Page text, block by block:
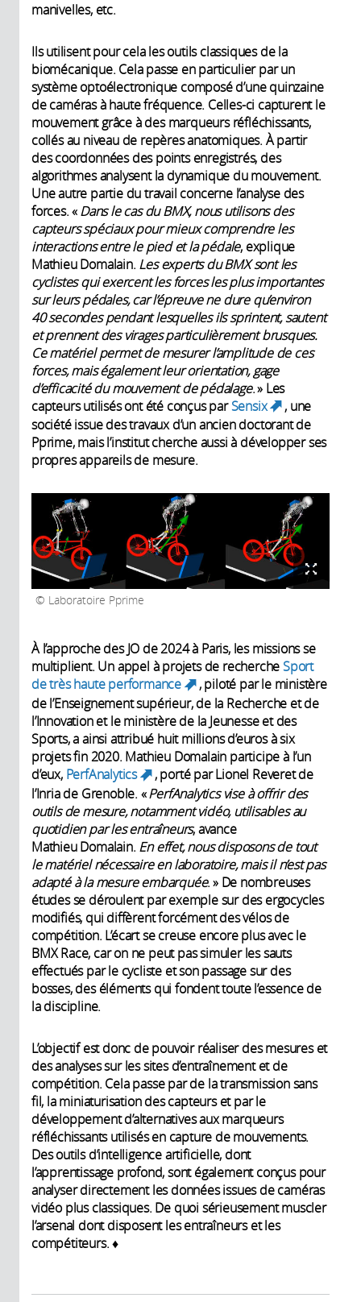
manivelles, etc.
Ils utilisent pour cela les outils classiques de la
biomécanique. Cela passe en particulier par un
système optoélectronique composé d’une quinzaine
de caméras à haute fréquence. Celles-ci capturent le
mouvement grâce à des marqueurs réfléchissants,
collés au niveau de repères anatomiques. À partir
des coordonnées des points enregistrés, des
algorithmes analysent la dynamique du mouvement.
Une autre partie du travail concerne l’analyse des
forces. «Dans le cas du BMX, nous utilisons des
capteurs spéciaux pour mieux comprendre les
interactions entre le pied et la pédale, explique
Mathieu Domalain. Les experts du BMX sont les
cyclistes qui exercent les forces les plus importantes
sur leurs pédales, car l’épreuve ne dure qu’environ
40 secondes pendant lesquelles ils sprintent, sautent
et prennent des virages particulièrement brusques.
Ce matériel permet de mesurer l’amplitude de ces
forces, mais également leur orientation, gage
d’efficacité du mouvement de pédalage. » Les
capteurs utilisés ont été conçus parSensix
(link is
external)
, une
société issue des travaux d’un ancien doctorant de
Pprime, mais l’institut cherche aussi à développer ses
propres appareils de mesure.
Laboratoire Pprime
À l’approche des JO de 2024 à Paris, les missions se
multiplient. Un appel à projets de rechercheSport
de très haute performance
(link is external)
, piloté par le ministère
de l’Enseignement supérieur, de la Recherche et de
l’Innovation et le ministère de la Jeunesse et des
Sports, a ainsi attribué huit millions d’euros à six
projets fin 2020. Mathieu Domalain participe à l’un
d’eux, PerfAnalytics (link is external)
, porté par Lionel Reveret de
l’Inria de Grenoble. «PerfAnalytics vise à offrir des
outils de mesure, notamment vidéo, utilisables au
quotidien par les entraîneurs, avance
Mathieu Domalain. En effet, nous disposons de tout
le matériel nécessaire en laboratoire, mais il n’est pas
adapté à la mesure embarquée. » De nombreuses
études se déroulent par exemple sur des ergocycles
modifiés, qui diffèrent forcément des vélos de
compétition. L’écart se creuse encore plus avec le
BMX Race, car on ne peut pas simuler les sauts
effectués par le cycliste et son passage sur des
bosses, des éléments qui fondent toute l’essence de
la discipline.
L’objectif est donc de pouvoir réaliser des mesures et
des analyses sur les sites d’entraînement et de
compétition. Cela passe par de la transmission sans
fil, la miniaturisation des capteurs et par le
développement d’alternatives aux marqueurs
réfléchissants utilisés en capture de mouvements.
Des outils d’intelligence artificielle, dont
l’apprentissage profond, sont également conçus pour
analyser directement les données issues de caméras
vidéo plus classiques. De quoi sérieusement muscler
l’arsenal dont disposent les entraîneurs et les
compétiteurs. ♦